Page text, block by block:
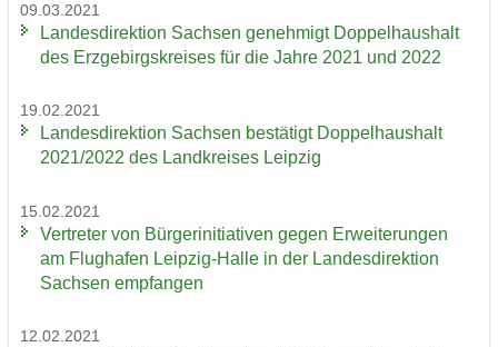
09.03.2021
Lan­des­di­rek­ti­on Sach­sen ge­neh­migt Dop­pel­haus­halt
des Erz­ge­birgs­krei­ses für die Jahre 2021 und 2022
19.02.2021
Lan­des­di­rek­ti­on Sach­sen be­stä­tigt Dop­pel­haus­halt
2021/2022 des Land­krei­ses Leip­zig
15.02.2021
Ver­tre­ter von Bür­ger­initia­ti­ven gegen Er­wei­te­run­gen
am Flug­ha­fen Leipzig-​Halle in der Lan­des­di­rek­ti­on
Sach­sen emp­fan­gen
12.02.2021